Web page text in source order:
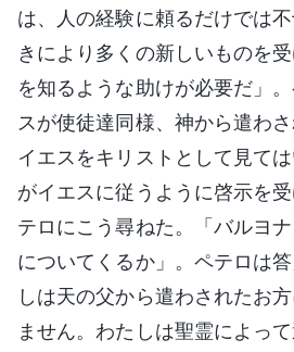
は、人の経験に頼るだけでは
きにより多くの新しいものを
を知るような助けが必要だ」
スが使徒達同様、神から遣わ
イエスをキリストとして見て
がイエスに従うように啓示を
テロにこう尋ねた。「バルヨ
についてくるか」。ペテロは
しは天の父から遣わされたお
ません。わたしは聖霊によっ